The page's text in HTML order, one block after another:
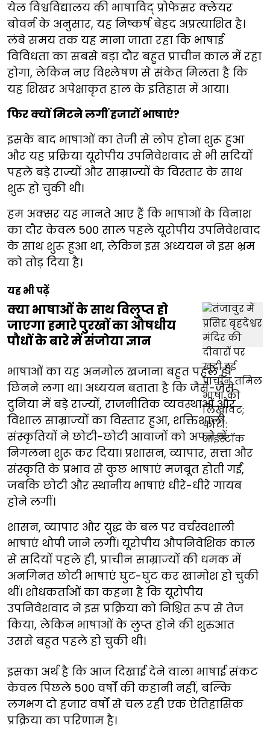
येल विश्वविद्यालय की भाषाविद् प्रोफेसर क्लेयर
बोवर्न के अनुसार, यह निष्कर्ष बेहद अप्रत्याशित है।
लंबे समय तक यह माना जाता रहा कि भाषाई
विविधता का सबसे बड़ा दौर बहुत प्राचीन काल में रहा
होगा, लेकिन नए विश्लेषण से संकेत मिलता है कि
यह शिखर अपेक्षाकृत हाल के इतिहास में आया।
फिर क्यों मिटने लगीं हजारों भाषाएं?
इसके बाद भाषाओं का तेजी से लोप होना शुरू हुआ
और यह प्रक्रिया यूरोपीय उपनिवेशवाद से भी सदियों
पहले बड़े राज्यों और साम्राज्यों के विस्तार के साथ
शुरू हो चुकी थी।
हम अक्सर यह मानते आए हैं कि भाषाओं के विनाश
का दौर केवल 500 साल पहले यूरोपीय उपनिवेशवाद
के साथ शुरू हुआ था, लेकिन इस अध्ययन ने इस भ्रम
को तोड़ दिया है।
यह भी पढ़ें
क्या भाषाओं के साथ विलुप्त हो
जाएगा हमारे पुरखों का औषधीय
पौधों के बारे में संजोया ज्ञान
भाषाओं का यह अनमोल खजाना बहुत पहले ही
छिनने लगा था। अध्ययन बताता है कि जैसे-जैसे
दुनिया में बड़े राज्यों, राजनीतिक व्यवस्थाओं और
विशाल साम्राज्यों का विस्तार हुआ, शक्तिशाली
संस्कृतियों ने छोटी-छोटी आवाजों को अपने में
निगलना शुरू कर दिया। प्रशासन, व्यापार, सत्ता और
संस्कृति के प्रभाव से कुछ भाषाएं मजबूत होती गईं,
जबकि छोटी और स्थानीय भाषाएं धीरे-धीरे गायब
होने लगीं।
शासन, व्यापार और युद्ध के बल पर वर्चस्वशाली
भाषाएं थोपी जाने लगीं। यूरोपीय औपनिवेशिक काल
से सदियों पहले ही, प्राचीन साम्राज्यों की धमक में
अनगिनत छोटी भाषाएं घुट-घुट कर खामोश हो चुकी
थीं। शोधकर्ताओं का कहना है कि यूरोपीय
उपनिवेशवाद ने इस प्रक्रिया को निश्चित रूप से तेज
किया, लेकिन भाषाओं के लुप्त होने की शुरुआत
उससे बहुत पहले हो चुकी थी।
इसका अर्थ है कि आज दिखाई देने वाला भाषाई संकट
केवल पिछले 500 वर्षों की कहानी नहीं, बल्कि
लगभग दो हजार वर्षों से चल रही एक ऐतिहासिक
प्रक्रिया का परिणाम है।